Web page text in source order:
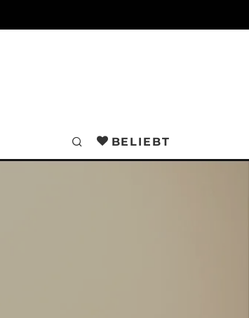
BELIEBT